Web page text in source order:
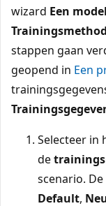
wizard Een
stappen gaan
geopend in Een
Selecteer in
de
scenario.
Default,